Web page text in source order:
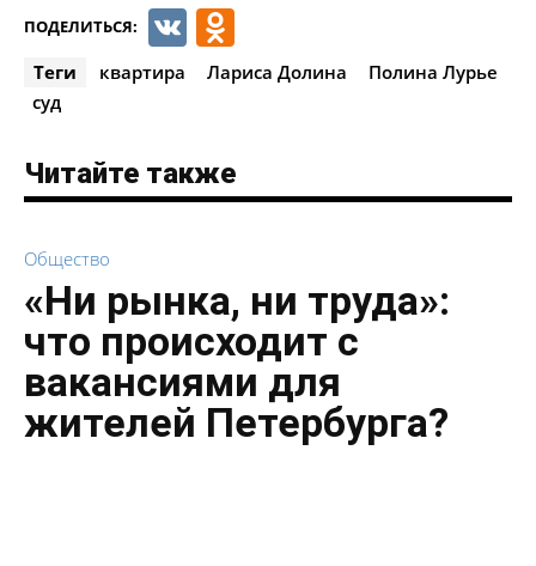
ПОДЕЛИТЬСЯ: VK
Теги квартира Лариса Долина
Полина Лурье
суд
Читайте также
Общество
«Ни рынка, ни труда»:
что происходит с
вакансиями для
жителей Петербурга?